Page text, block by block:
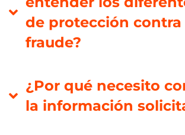
de protección contra
fraude?
¿Por qué necesito
la información